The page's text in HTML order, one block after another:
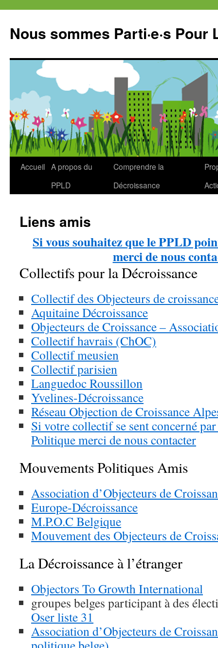
contenu
Nous sommes Parti·e·s
Accueil A propos du
PPLD
Comprendre la
Décroissance
Liens amis
Si vous souhaitez que le PPLD
merci de nous
Collectifs pour la Décroissance
Collectif des Objecteurs de
Aquitaine Décroissance
Objecteurs de Croissance –
Collectif havrais (ChOC)
Collectif meusien
Collectif parisien
Languedoc Roussillon
Yvelines-Décroissance
Réseau Objection de Croissance
Si votre collectif se sent concerné
Politique merci de nous contacter
Mouvements Politiques Amis
Association d’Objecteurs de
Europe-Décroissance
M.P.O.C Belgique
Mouvement des Objecteurs de
La Décroissance à l’étranger
Objectors To Growth International
groupes belges participant à des
Oser liste 31
Association d’Objecteurs de